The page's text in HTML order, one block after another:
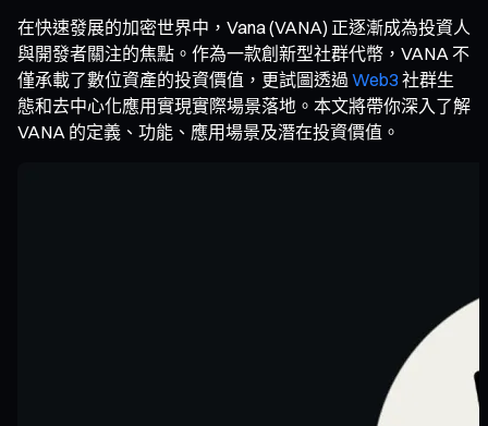
在快速發展的加密世界中，Vana (VANA) 正逐漸成為投資人
與開發者關注的焦點。作為一款創新型社群代幣，VANA 不
僅承載了數位資產的投資價值，更試圖透過 Web3 社群生
態和去中心化應用實現實際場景落地。本文將帶你深入了解
VANA 的定義、功能、應用場景及潛在投資價值。